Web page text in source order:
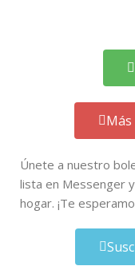
Únete a nuestro
lista en Messenger
hogar. ¡Te